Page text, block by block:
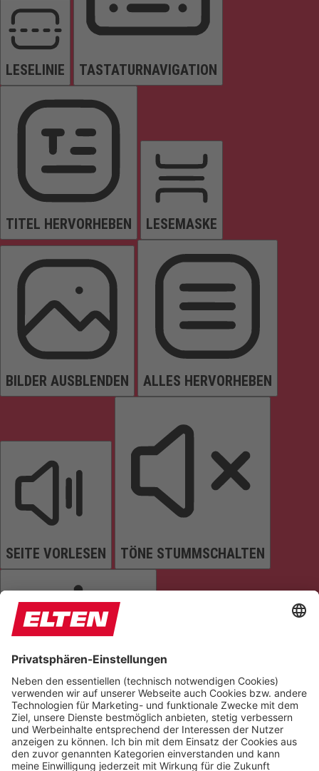
LESELINIE TASTATURNAVIGATION
TITEL HERVORHEBEN LESEMASKE
BILDER AUSBLENDEN ALLES HERVORHEBEN
SEITE VORLESEN TÖNE STUMMSCHALTEN
ANIMATIONEN STOPPEN
Einstellungen zurücksetzen